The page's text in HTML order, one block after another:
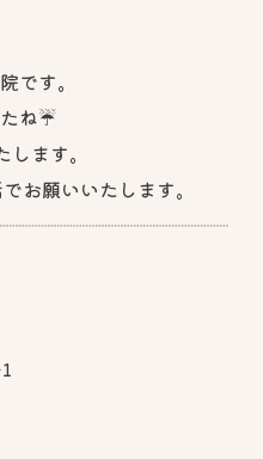
です。
ね☔
ます。
お願いいたします。